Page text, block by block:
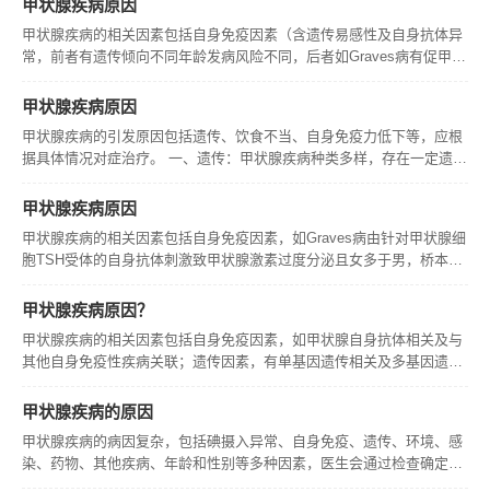
甲状腺疾病原因
甲状腺疾病的相关因素包括自身免疫因素（含遗传易感性及自身抗体异
常，前者有遗传倾向不同年龄发病风险不同，后者如Graves病有促甲状
环境因素（含辐射暴露如儿童期颈部辐射增患病风险且儿童更敏感，碘
甲状腺疾病原因
甲状腺疾病的引发原因包括遗传、饮食不当、自身免疫力低下等，应根
据具体情况对症治疗。 一、遗传：甲状腺疾病种类多样，存在一定遗传
足，进而诱发甲状腺疾病。对此，通常需要采取针对性的治疗手段。 二
甲状腺疾病原因
甲状腺疾病的相关因素包括自身免疫因素，如Graves病由针对甲状腺细
胞TSH受体的自身抗体刺激致甲状腺激素过度分泌且女多于男，桥本甲
素，甲状腺疾病有家族聚集性且发现与甲状腺疾病相关的基因位点；环
甲状腺疾病原因？
甲状腺疾病的相关因素包括自身免疫因素，如甲状腺自身抗体相关及与
其他自身免疫性疾病关联；遗传因素，有单基因遗传相关及多基因遗传
质暴露或医疗辐射检查）、感染因素（病毒感染）；内分泌因素，包含
甲状腺疾病的原因
甲状腺疾病的病因复杂，包括碘摄入异常、自身免疫、遗传、环境、感
染、药物、其他疾病、年龄和性别等多种因素，医生会通过检查确定病